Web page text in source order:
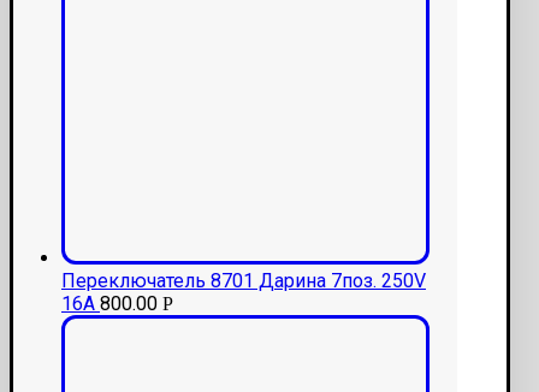
Переключатель 8701 Дарина 7поз. 250V
16A 800.00 Р